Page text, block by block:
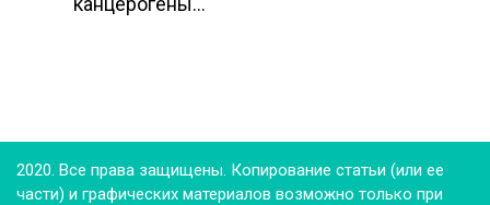
2020. Все права защищены. Копирование статьи (или ее
части) и графических материалов возможно только при